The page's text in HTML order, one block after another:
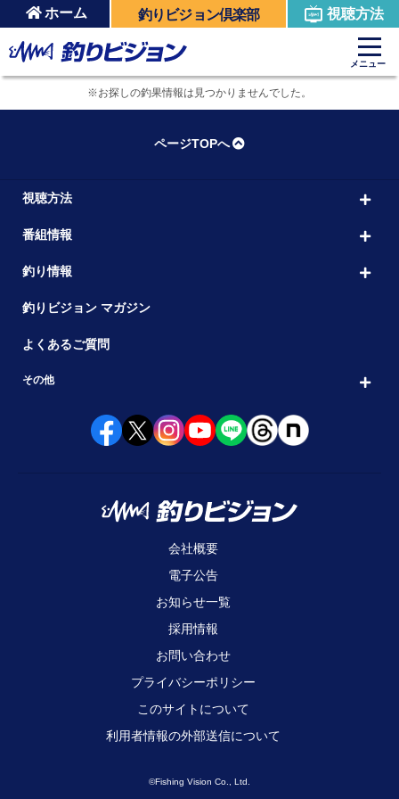
ホーム 釣りビジョン倶楽部 視聴方法
メニュー
※お探しの釣果情報は見つかりませんでした。
ページTOPへ
視聴方法
番組情報
釣り情報
釣りビジョン マガジン
よくあるご質問
その他
会社概要
電子公告
お知らせ一覧
採用情報
お問い合わせ
プライバシーポリシー
このサイトについて
利用者情報の外部送信について
©Fishing Vision Co., Ltd.